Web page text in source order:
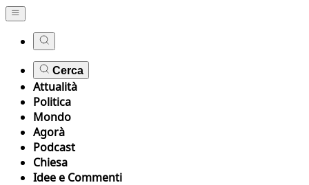
Cerca
Attualità
Politica
Mondo
Agorà
Podcast
Chiesa
Idee e Commenti